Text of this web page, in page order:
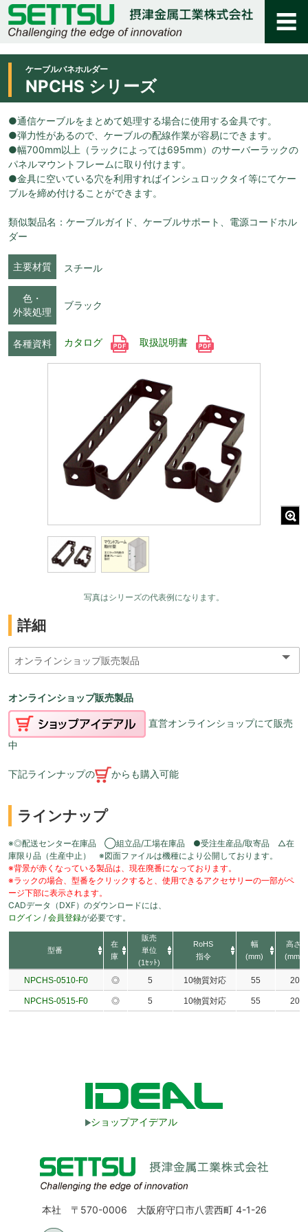
ケーブルバネホルダー
NPCHS シリーズ
●通信ケーブルをまとめて処理する場合に使用する金具です。
●弾力性があるので、ケーブルの配線作業が容易にできます。
●幅700mm以上（ラックによっては695mm）のサーバーラックの
パネルマウントフレームに取り付けます。
●金具に空いている穴を利用すればインシュロックタイ等にてケー
ブルを締め付けることができます。
類似製品名：ケーブルガイド、ケーブルサポート、電源コードホル
ダー
主要材質 スチール
色・
外装処理
ブラック
各種資料 カタログ 取扱説明書
写真はシリーズの代表例になります。
詳細
オンラインショップ販売製品
直営オンラインショップにて販売
中
下記ラインナップの からも購入可能
ラインナップ
※◎配送センター在庫品 ◯組立品/工場在庫品 ●受注生産品/取寄品 △在
庫限り品（生産中止） ※図面ファイルは機種により公開しております。
※背景が赤くなっている製品は、現在廃番になっております。
※ラックの場合、型番をクリックすると、使用できるアクセサリーの一部がペ
ージ下部に表示されます。
CADデータ（DXF）のダウンロードには、
ログイン / 会員登録が必要です。
型番
在
庫
販売
単位
(1ｾｯﾄ)
RoHS
指令
幅
(mm)
高さ
(mm)
NPCHS-0510-F0 ◎ 5 10物質対応 55 20
NPCHS-0515-F0 ◎ 5 10物質対応 55 20
ショップアイデアル
本社 〒570-0006 大阪府守口市八雲西町 4-1-26